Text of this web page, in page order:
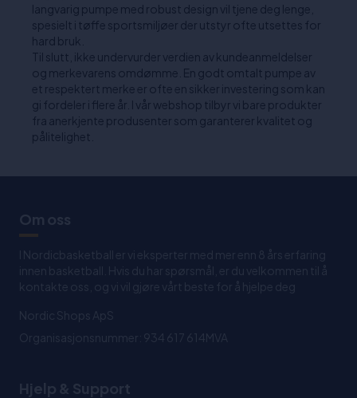
langvarig pumpe med robust design vil tjene deg lenge,
spesielt i tøffe sportsmiljøer der utstyr ofte utsettes for
hard bruk.
Til slutt, ikke undervurder verdien av kundeanmeldelser
og merkevarens omdømme. En godt omtalt pumpe av
et respektert merke er ofte en sikker investering som kan
gi fordeler i flere år. I vår webshop tilbyr vi bare produkter
fra anerkjente produsenter som garanterer kvalitet og
pålitelighet.
Om oss
I Nordicbasketball er vi eksperter med mer enn 8 års erfaring
innen basketball. Hvis du har spørsmål, er du velkommen til å
kontakte oss, og vi vil gjøre vårt beste for å hjelpe deg
Nordic Shops ApS
Organisasjonsnummer: 934 617 614MVA
Hjelp & Support